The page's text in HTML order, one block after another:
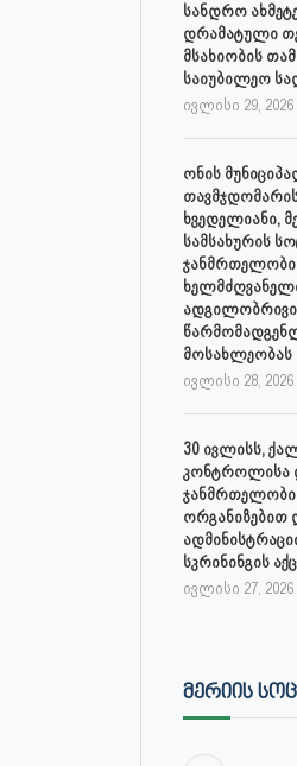
სანდრო
დრამატული
მსახიობის
საიუბილეო
ივლისი 29, 2026
ონის
ხვედელიანი,
სამსახურის
მოსახლეობას
ივლისი 28, 2026
30 ივლისს,
კონტროლისა
ორგანიზებით
სკრინინგის
ივლისი 27, 2026
ᲛᲔᲠᲘᲘᲡ